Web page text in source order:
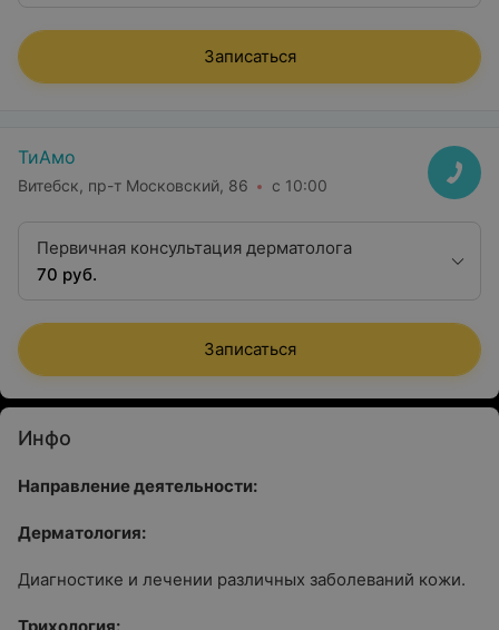
Записаться
ТиАмо
Витебск, пр-т Московский, 86 с 10:00
Первичная консультация дерматолога
70 руб.
Записаться
Инфо
Направление деятельности:
Дерматология:
Диагностике и лечении различных заболеваний кожи.